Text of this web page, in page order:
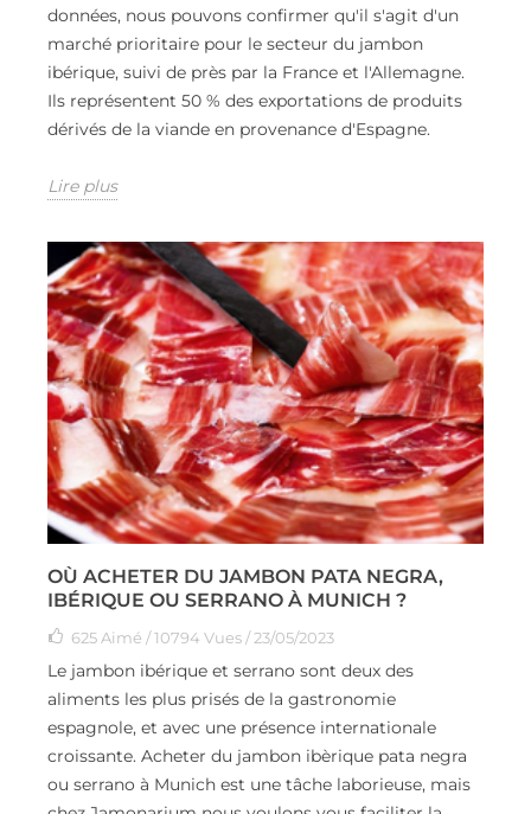
données, nous pouvons confirmer qu'il s'agit d'un
marché prioritaire pour le secteur du jambon
ibérique, suivi de près par la France et l'Allemagne.
Ils représentent 50 % des exportations de produits
dérivés de la viande en provenance d'Espagne.
Lire plus
OÙ ACHETER DU JAMBON PATA NEGRA,
IBÉRIQUE OU SERRANO À MUNICH ?
625 Aimé / 10794 Vues / 23/05/2023
Le jambon ibérique et serrano sont deux des
aliments les plus prisés de la gastronomie
espagnole, et avec une présence internationale
croissante. Acheter du jambon ibèrique pata negra
ou serrano à Munich est une tâche laborieuse, mais